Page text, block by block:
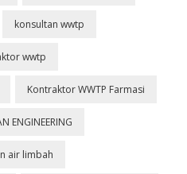
konsultan wwtp
wwtp
Kontraktor WWTP Farmasi
ENGINEERING
air limbah